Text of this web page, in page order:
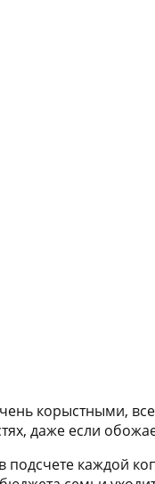
корыстными,
даже если
подсчете каждой